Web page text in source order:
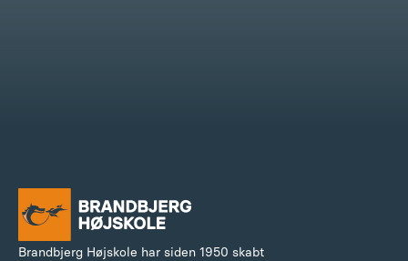
Brandbjerg Højskole har siden 1950 skabt